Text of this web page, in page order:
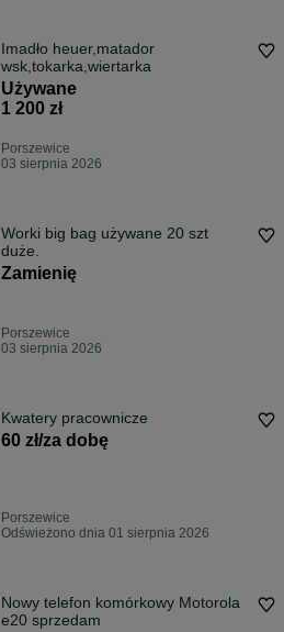
Imadło heuer,matador
wsk,tokarka,wiertarka
Używane
1 200 zł
Porszewice
03 sierpnia 2026
Worki big bag używane 20 szt
duże.
Zamienię
Porszewice
03 sierpnia 2026
Kwatery pracownicze
60 zł/za dobę
Porszewice
Odświeżono dnia 01 sierpnia 2026
Nowy telefon komórkowy Motorola
e20 sprzedam